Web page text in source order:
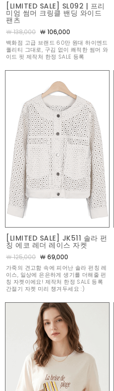
[LIMITED SALE] SL092 | 프리
미엄 썸머 크링클 밴딩 와이드
팬츠
￦ 138,000 ￦ 106,000
백화점 고급 브랜드 60만 원대 하이엔드
퀄리티 그대로, 구김 없이 쾌적한 썸머 와
이드 핏 제작처 한정 SALE 등록
[LIMITED SALE] JK511 솔라 펀
칭 에코 레더 레이스 자켓
￦ 125,000 ￦ 69,000
가죽의 견고함 속에 피어난 솔라 펀칭 레
이스, 일상에 은은하게 생기를 더해줄 펀
칭 자켓이에요! 제작처 한정 SALE 등록
간절기 자켓 미리 챙겨두세요 :)